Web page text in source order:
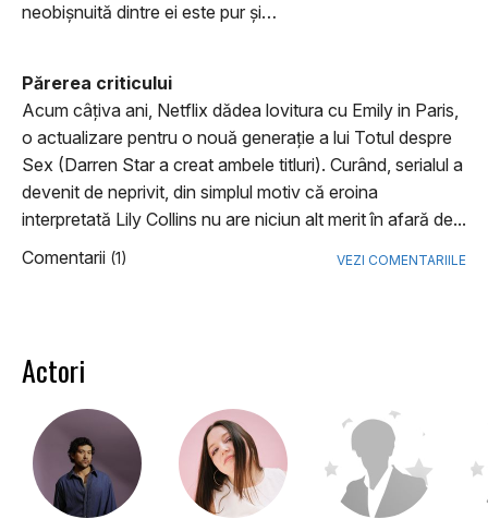
neobișnuită dintre ei este pur și…
Părerea criticului
Acum câţiva ani, Netflix dădea lovitura cu Emily in Paris,
o actualizare pentru o nouă generaţie a lui Totul despre
Sex (Darren Star a creat ambele titluri). Curând, serialul a
devenit de neprivit, din simplul motiv că eroina
interpretată Lily Collins nu are niciun alt merit în afară de...
Comentarii (1) VEZI COMENTARIILE
Actori